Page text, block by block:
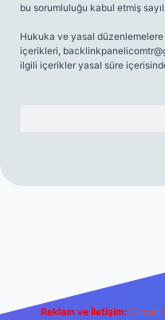
bu sorumluluğu kabul etmiş
Hukuka ve yasal düzenlemelere
içerikleri,
ilgili içerikler yasal süre
Reklam ve İletişim: E-mail: